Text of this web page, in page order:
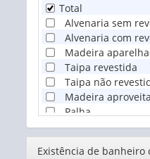
Total
Alvenaria sem
Alvenaria com
Madeira
Taipa revestida
Taipa não
Madeira
Palha
Outro material
Sem parede
Editor
Existência de